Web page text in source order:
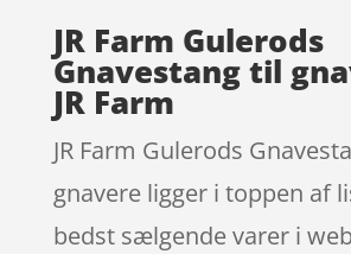
JR Farm Gulerods
Gnavestang til
JR Farm
JR Farm Gulerods
gnavere ligger i toppen af
bedst sælgende varer i